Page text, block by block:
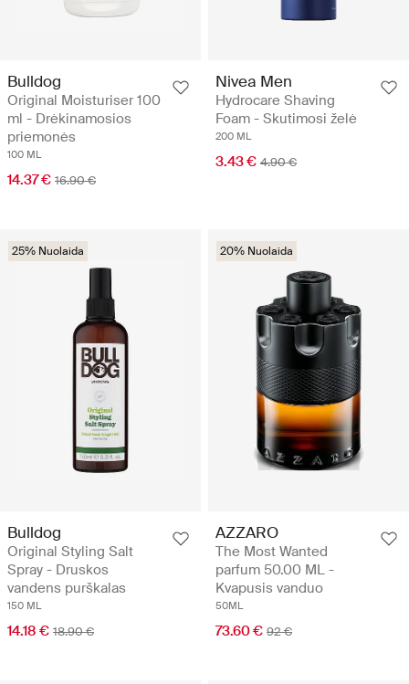
Bulldog
Original Moisturiser 100
ml - Drėkinamosios
priemonės
100 ML
14.37 € 16.90 €
Nivea Men
Hydrocare Shaving
Foam - Skutimosi želė
200 ML
3.43 € 4.90 €
25% Nuolaida
Bulldog
Original Styling Salt
Spray - Druskos
vandens purškalas
150 ML
14.18 € 18.90 €
20% Nuolaida
AZZARO
The Most Wanted
parfum 50.00 ML -
Kvapusis vanduo
50ML
73.60 € 92 €